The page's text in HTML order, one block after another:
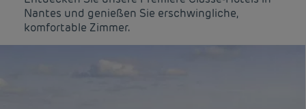
Nantes und genießen Sie erschwingliche,
komfortable Zimmer.